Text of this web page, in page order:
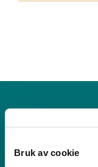
Bruk av cookie
RKBU Vest